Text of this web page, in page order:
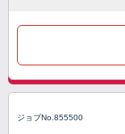
ジョブNo.855500